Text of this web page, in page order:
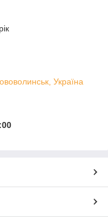
Україна